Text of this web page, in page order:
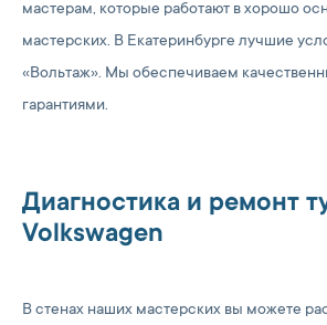
мастерам, которые работают в хорошо
мастерских. В Екатеринбурге лучшие
«Вольтаж». Мы обеспечиваем
гарантиями.
Диагностика и ремонт
Volkswagen
В стенах наших мастерских вы можете